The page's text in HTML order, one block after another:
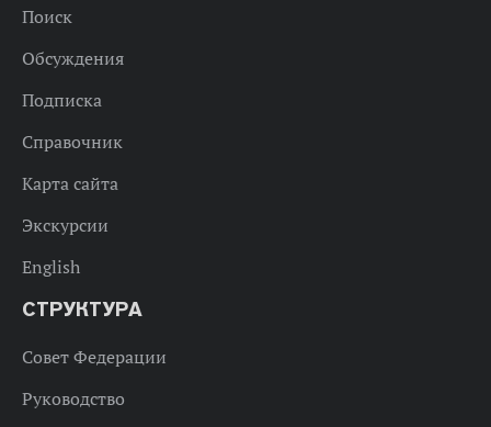
Поиск
Обсуждения
Подписка
Справочник
Карта сайта
Экскурсии
English
СТРУКТУРА
Совет Федерации
Руководство